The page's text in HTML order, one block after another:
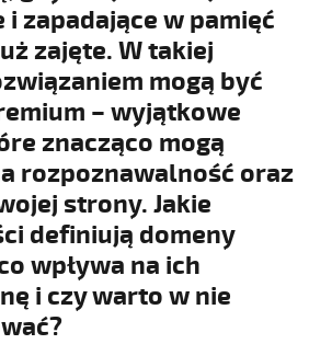
zapadające w pamięć
zajęte. W takiej
mogą być
– wyjątkowe
znacząco mogą
rozpoznawalność oraz
strony. Jakie
definiują domeny
wpływa na ich
i czy warto w nie